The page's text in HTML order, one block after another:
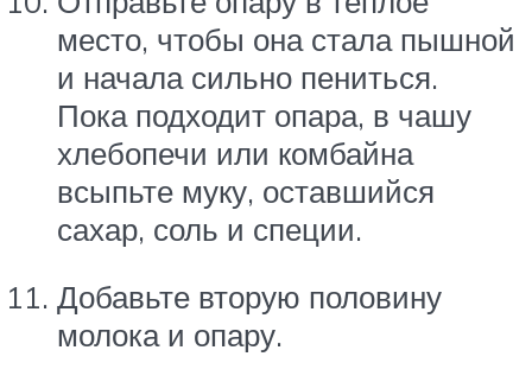
место, чтобы она стала пышной
и начала сильно пениться.
Пока подходит опара, в чашу
хлебопечи или комбайна
всыпьте муку, оставшийся
сахар, соль и специи.
Добавьте вторую половину
молока и опару.